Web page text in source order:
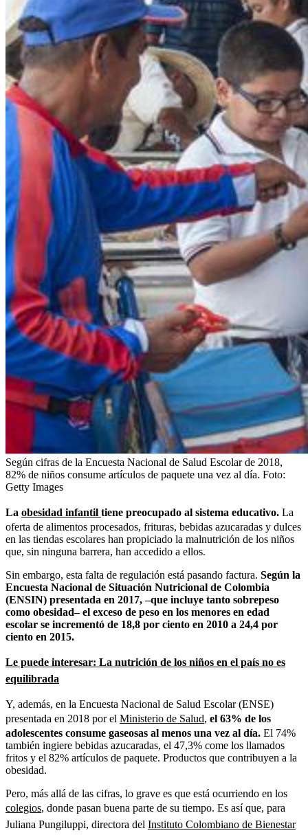
Según cifras de la Encuesta Nacional de Salud Escolar de 2018,
82% de niños consume artículos de paquete una vez al día. Foto:
Getty Images
La obesidad infantil tiene preocupado al sistema educativo. La
oferta de alimentos procesados, frituras, bebidas azucaradas y dulces
en las tiendas escolares han propiciado la malnutrición de los niños
que, sin ninguna barrera, han accedido a ellos.
Sin embargo, esta falta de regulación está pasando factura. Según la
Encuesta Nacional de Situación Nutricional de Colombia
(ENSIN) presentada en 2017, –que incluye tanto sobrepeso
como obesidad– el exceso de peso en los menores en edad
escolar se incrementó de 18,8 por ciento en 2010 a 24,4 por
ciento en 2015.
Le puede interesar: La nutrición de los niños en el país no es
equilibrada
Y, además, en la Encuesta Nacional de Salud Escolar (ENSE)
presentada en 2018 por el Ministerio de Salud, el 63% de los
adolescentes consume gaseosas al menos una vez al día. El 74%
también ingiere bebidas azucaradas, el 47,3% come los llamados
fritos y el 82% artículos de paquete. Productos que contribuyen a la
obesidad.
Pero, más allá de las cifras, lo grave es que está ocurriendo en los
colegios, donde pasan buena parte de su tiempo. Es así que, para
Juliana Pungiluppi, directora del Instituto Colombiano de Bienestar